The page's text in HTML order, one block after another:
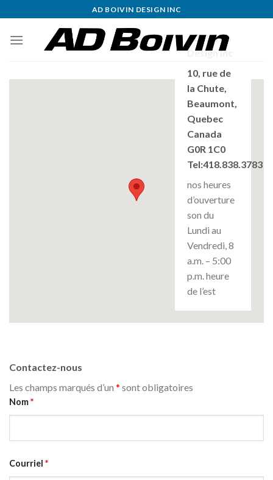
to
content
AD BOIVIN DESIGN INC
AD Boivin
Design Inc
10, rue de
la Chute,
Beaumont,
Quebec
Canada
G0R 1C0
Tel:418.838.3783
nos heures
d’ouverture
son du
Lundi au
Vendredi, 8
a.m. – 5:00
p.m. heure
de l’est
Contactez-nous
Les champs marqués d’un * sont obligatoires
Nom*
Courriel *